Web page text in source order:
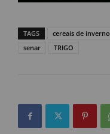
TAGS cereais de inverno
senar
TRIGO